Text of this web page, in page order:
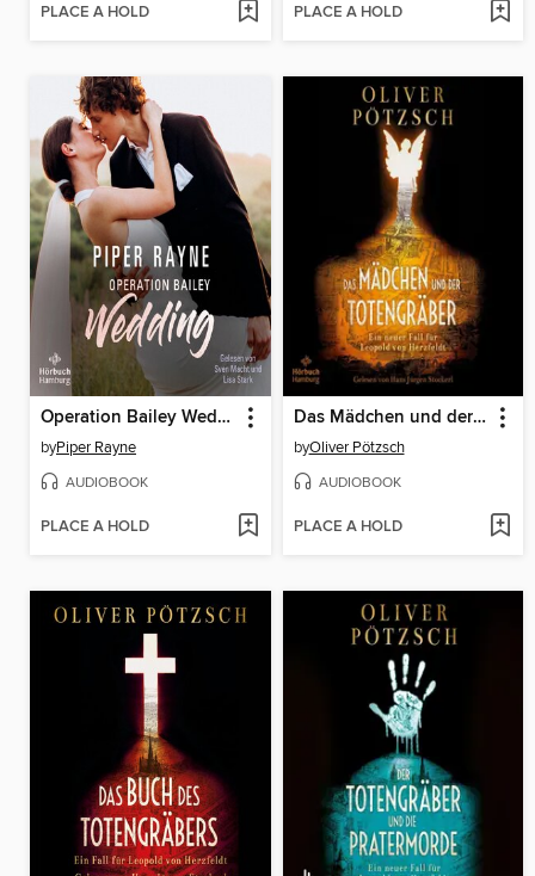
PLACE A HOLD PLACE A HOLD
Operation Bailey Wedding
byPiper Rayne
AUDIOBOOK
PLACE A HOLD
Das Mädchen und der Totengräber (Die Totengräber-Serie 2)
byOliver Pötzsch
AUDIOBOOK
PLACE A HOLD